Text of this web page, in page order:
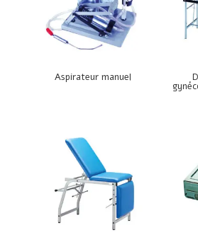
Aspirateur manuel